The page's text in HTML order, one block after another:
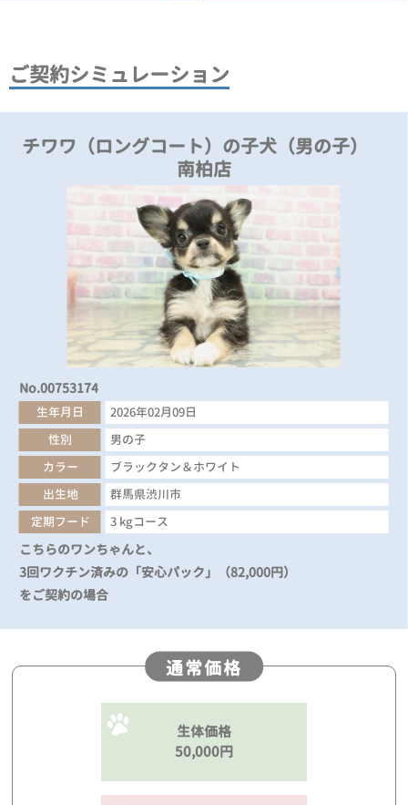
ご契約シミュレーション
チワワ（ロングコート）の子犬（男の子）
南柏店
No.00753174
生年月日
2026年02月09日
性別
男の子
カラー
ブラックタン＆ホワイト
出生地
群馬県渋川市
定期フード
3 kgコース
こちらのワンちゃんと、
3回ワクチン済みの「安心パック」（82,000円）
をご契約の場合
通常価格
生体価格
50,000円